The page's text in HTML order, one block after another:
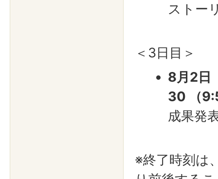
ストー
＜3日目＞
8月2日
30 （
成果発
※終了時刻は